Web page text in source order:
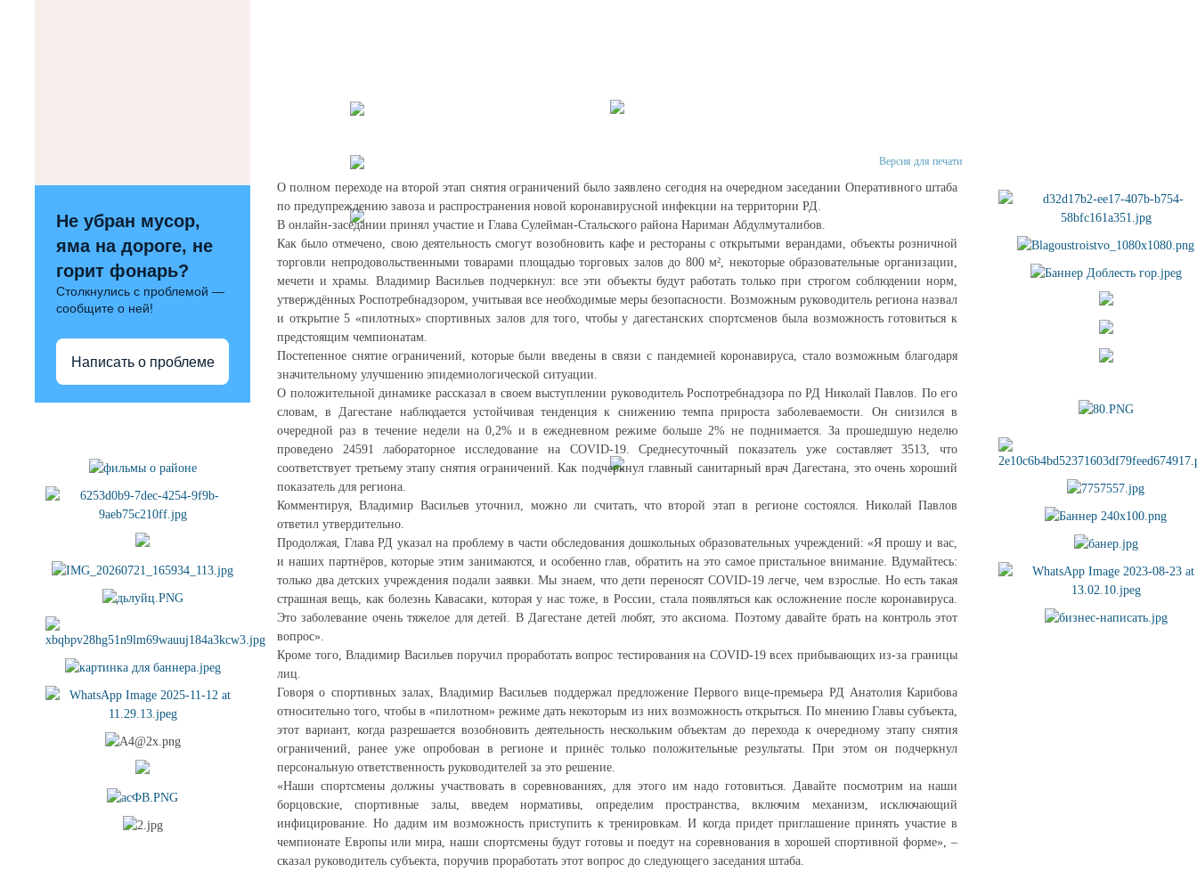
Не убран мусор,
яма на дороге, не
горит фонарь?
Столкнулись с проблемой —
сообщите о ней!
Написать о проблеме
Версия для печати
О полном переходе на второй этап снятия ограничений было заявлено сегодня на очередном заседании Оперативного штаба
по предупреждению завоза и распространения новой коронавирусной инфекции на территории РД.
В онлайн-заседании принял участие и Глава Сулейман-Стальского района Нариман Абдулмуталибов.
Как было отмечено, свою деятельность смогут возобновить кафе и рестораны с открытыми верандами, объекты розничной
торговли непродовольственными товарами площадью торговых залов до 800 м², некоторые образовательные организации,
мечети и храмы. Владимир Васильев подчеркнул: все эти объекты будут работать только при строгом соблюдении норм,
утверждённых Роспотребнадзором, учитывая все необходимые меры безопасности. Возможным руководитель региона назвал
и открытие 5 «пилотных» спортивных залов для того, чтобы у дагестанских спортсменов была возможность готовиться к
предстоящим чемпионатам.
Постепенное снятие ограничений, которые были введены в связи с пандемией коронавируса, стало возможным благодаря
значительному улучшению эпидемиологической ситуации.
О положительной динамике рассказал в своем выступлении руководитель Роспотребнадзора по РД Николай Павлов. По его
словам, в Дагестане наблюдается устойчивая тенденция к снижению темпа прироста заболеваемости. Он снизился в
очередной раз в течение недели на 0,2% и в ежедневном режиме больше 2% не поднимается. За прошедшую неделю
проведено 24591 лабораторное исследование на COVID-19. Среднесуточный показатель уже составляет 3513, что
соответствует третьему этапу снятия ограничений. Как подчеркнул главный санитарный врач Дагестана, это очень хороший
показатель для региона.
Комментируя, Владимир Васильев уточнил, можно ли считать, что второй этап в регионе состоялся. Николай Павлов
ответил утвердительно.
Продолжая, Глава РД указал на проблему в части обследования дошкольных образовательных учреждений: «Я прошу и вас,
и наших партнёров, которые этим занимаются, и особенно глав, обратить на это самое пристальное внимание. Вдумайтесь:
только два детских учреждения подали заявки. Мы знаем, что дети переносят COVID-19 легче, чем взрослые. Но есть такая
страшная вещь, как болезнь Кавасаки, которая у нас тоже, в России, стала появляться как осложнение после коронавируса.
Это заболевание очень тяжелое для детей. В Дагестане детей любят, это аксиома. Поэтому давайте брать на контроль этот
вопрос».
Кроме того, Владимир Васильев поручил проработать вопрос тестирования на COVID-19 всех прибывающих из-за границы
лиц.
Говоря о спортивных залах, Владимир Васильев поддержал предложение Первого вице-премьера РД Анатолия Карибова
относительно того, чтобы в «пилотном» режиме дать некоторым из них возможность открыться. По мнению Главы субъекта,
этот вариант, когда разрешается возобновить деятельность нескольким объектам до перехода к очередному этапу снятия
ограничений, ранее уже опробован в регионе и принёс только положительные результаты. При этом он подчеркнул
персональную ответственность руководителей за это решение.
«Наши спортсмены должны участвовать в соревнованиях, для этого им надо готовиться. Давайте посмотрим на наши
борцовские, спортивные залы, введем нормативы, определим пространства, включим механизм, исключающий
инфицирование. Но дадим им возможность приступить к тренировкам. И когда придет приглашение принять участие в
чемпионате Европы или мира, наши спортсмены будут готовы и поедут на соревнования в хорошей спортивной форме», –
сказал руководитель субъекта, поручив проработать этот вопрос до следующего заседания штаба.